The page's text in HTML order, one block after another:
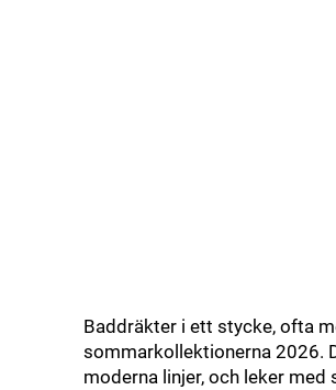
Baddräkter i ett stycke, ofta
sommarkollektionerna 2026.
moderna linjer, och leker